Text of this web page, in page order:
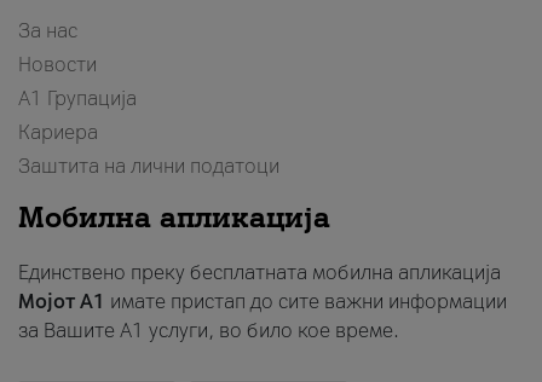
За нас
Новости
А1 Групација
Кариера
Заштита на лични податоци
Мобилна апликација
Единствено преку бесплатната мобилна апликација
Мојот A1 имате пристап до сите важни информации
за Вашите A1 услуги, во било кое време.